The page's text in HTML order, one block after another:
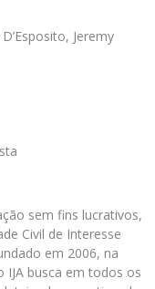
Jeremy
sem fins lucrativos,
Civil de Interesse
em 2006, na
IJA busca em todos os